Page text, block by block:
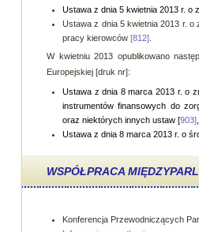
Ustawa z dnia 5 kwietnia 2013 r.
Ustawa z dnia 5 kwietnia 2013 r.
pracy kierowców [812]
W kwietniu 2013 opublikowano
Europejskiej [druk nr]:
Ustawa z dnia 8 marca 2013 r. o
instrumentów finansowych do
oraz niektórych innych ustaw [903]
Ustawa z dnia 8 marca 2013 r. o
WSPÓŁPRACA
Konferencja Przewodniczących